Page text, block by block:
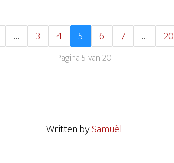
… 3 4 5 6 7 … 20
Pagina 5 van 20
Written bySamuël